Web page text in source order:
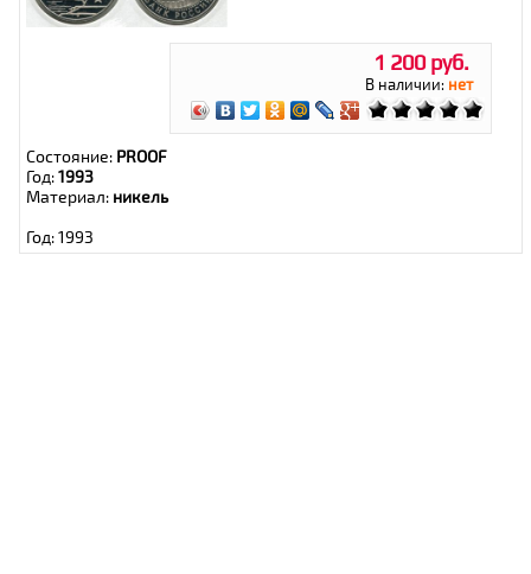
1 200 руб.
В наличии: нет
Состояние: PROOF
Год:1993
Материал: никель
Год: 1993